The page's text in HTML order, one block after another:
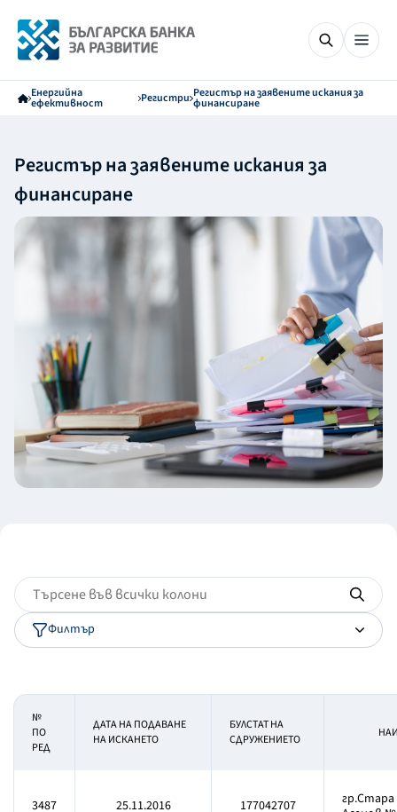
Енергийна
ефективност Регистри Регистър на заявените искания за
финансиране
Регистър на заявените искания за
финансиране
Филтър
№
ПО
РЕД
ДАТА НА ПОДАВАНЕ
НА ИСКАНЕТО
БУЛСТАТ НА
СДРУЖЕНИЕТО
3487 25.11.2016 177042707